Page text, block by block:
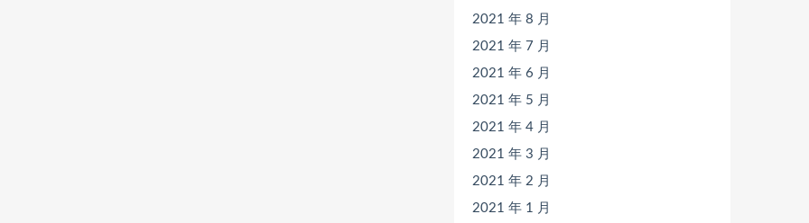
2021 年 8 月
2021 年 7 月
2021 年 6 月
2021 年 5 月
2021 年 4 月
2021 年 3 月
2021 年 2 月
2021 年 1 月